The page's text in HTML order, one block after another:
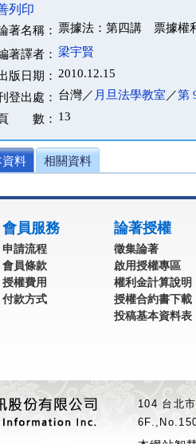
列印
著名稱： 票據法：第四講 票據權
著譯者： 梁宇賢
版日期： 2010.12.15
登出處： 台灣／ 月旦法學教室 ／第
數： 13
資料 相關資料
會員服務
申請流程
會員條款
授權費用
付款方式
論著授權
徵集論著
啟用授權專區
權利金計算說明
授權合約書下載
投稿基本資料表
104 台北